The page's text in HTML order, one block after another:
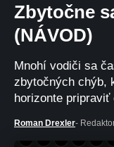
Zbytočne
(NÁVOD)
Mnohí vodiči sa
zbytočných chýb,
horizonte pripraviť
Roman Drexler-